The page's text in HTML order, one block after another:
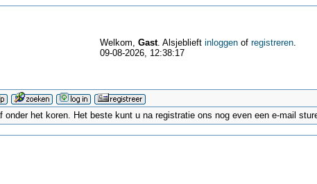
Welkom, Gast. Alsjeblieft inloggenof registreren.
09-08-2026, 12:38:17
het koren. Het beste kunt u na registratie ons nog even een e-mail